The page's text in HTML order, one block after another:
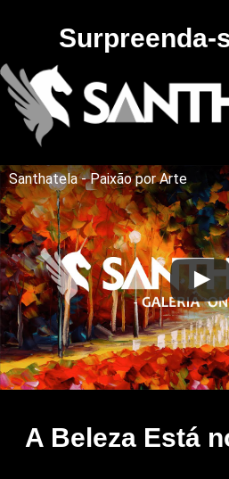
Surpreenda-
Santhatela - Paixão por Arte
A Beleza Está